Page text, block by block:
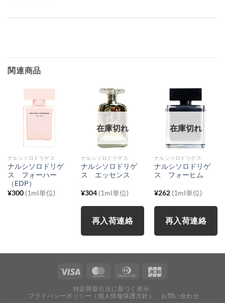
関連商品
ナルシソロドリゲス
ナルシソロドリゲ
ス フォーハー
（EDP）
¥300 (1ml単位)
在庫切れ
ナルシソロドリゲス
ナルシソロドリゲ
ス エッセンス
¥304 (1ml単位)
再入荷連絡
在庫切れ
ナルシソロドリゲス
ナルシソロドリゲ
ス フォーヒム
¥262 (1ml単位)
再入荷連絡
特定商取引法に基づく表示
プライバシーポリシー（個人情報保護方針）
お問い合わせ